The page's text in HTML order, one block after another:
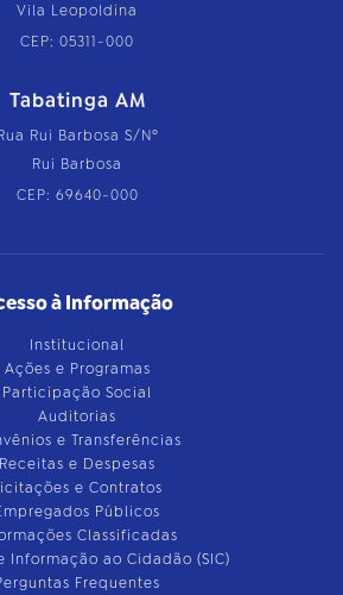
Vila Leopoldina
CEP: 05311-000
Tabatinga AM
Rui Barbosa S/Nº
Rui Barbosa
CEP: 69640-000
à Informação
Institucional
Ações e Programas
Participação Social
Auditorias
e Transferências
Receitas e Despesas
e Contratos
Públicos
Classificadas
Informação ao Cidadão (SIC)
Frequentes